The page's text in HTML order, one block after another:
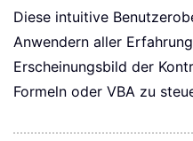
Diese intuitive
Anwendern aller
Erscheinungsbild der
Formeln oder VBA zu